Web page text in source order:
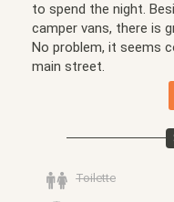
to spend the night.
camper vans, there is
No problem, it seems
main street.
Toilette